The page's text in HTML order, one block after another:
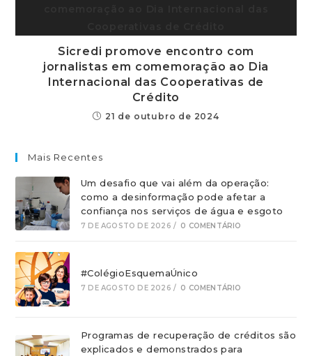
Sicredi promove encontro com
jornalistas em comemoração ao Dia
Internacional das Cooperativas de
Crédito
21 de outubro de 2024
Mais Recentes
Um desafio que vai além da operação:
como a desinformação pode afetar a
confiança nos serviços de água e esgoto
7 DE AGOSTO DE 2026 / 0 COMENTÁRIO
#ColégioEsquemaÚnico
7 DE AGOSTO DE 2026 / 0 COMENTÁRIO
Programas de recuperação de créditos são
explicados e demonstrados para